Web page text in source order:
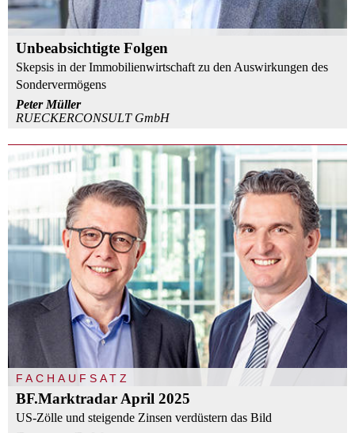
Unbeabsichtigte Folgen
Skepsis in der Immobilienwirtschaft zu den Auswirkungen des
Sondervermögens
Peter Müller
RUECKERCONSULT GmbH
FACHAUFSATZ
BF.Marktradar April 2025
US-Zölle und steigende Zinsen verdüstern das Bild